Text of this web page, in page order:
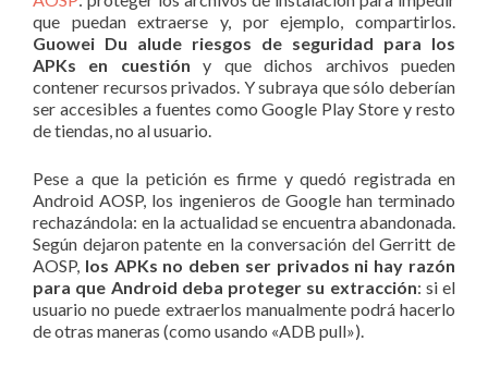
que puedan extraerse y, por ejemplo, compartirlos.
Guowei Du alude riesgos de seguridad para los
APKs en cuestión y que dichos archivos pueden
contener recursos privados. Y subraya que sólo deberían
ser accesibles a fuentes como Google Play Store y resto
de tiendas, no al usuario.
Pese a que la petición es firme y quedó registrada en
Android AOSP, los ingenieros de Google han terminado
rechazándola: en la actualidad se encuentra abandonada.
Según dejaron patente en la conversación del Gerritt de
AOSP, los APKs no deben ser privados ni hay razón
para que Android deba proteger su extracción: si el
usuario no puede extraerlos manualmente podrá hacerlo
de otras maneras (como usando «ADB pull»).